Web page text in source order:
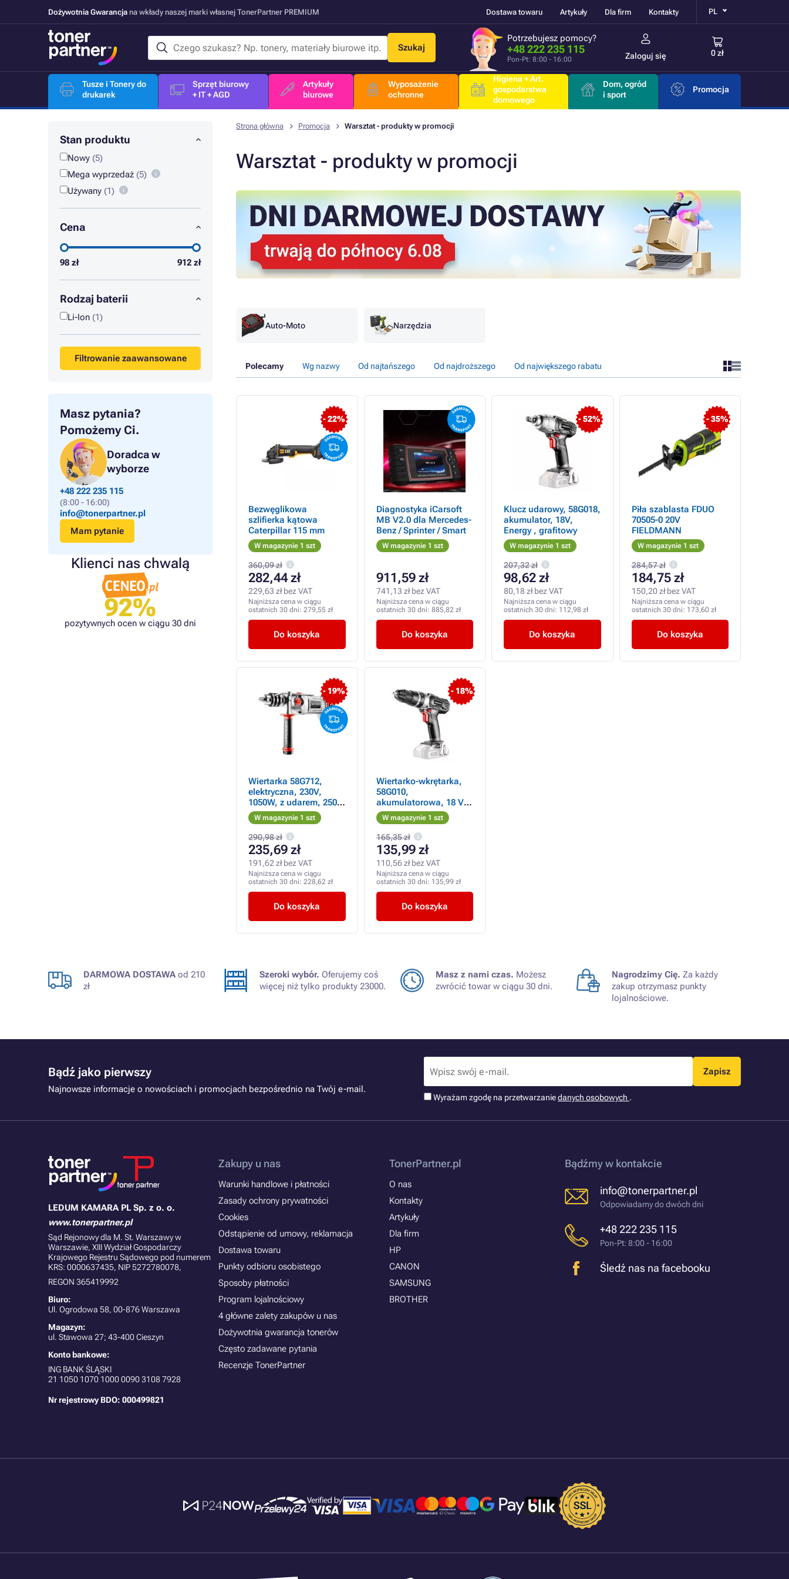
Dożywotnia Gwarancja na wkłady naszej marki własnej TonerPartner PREMIUM Dostawa towaru Artykuły Dla firm Kontakty PL
Szukaj
Potrzebujesz pomocy?
+48 222 235 115
Pon-Pt: 8:00 - 16:00 Zaloguj się 0 zł
Tusze i Tonery do
drukarek
Sprzęt biurowy
+ IT + AGD
Artykuły
biurowe
Wyposażenie
ochronne
Higiena + Art.
gospodarstwa
domowego
Dom, ogród
i sport
Promocja
Stan produktu
Nowy (5)
Mega wyprzedaż (5)
Używany (1)
Cena
98 zł 912 zł
Rodzaj baterii
Li-Ion (1)
Filtrowanie zaawansowane
Masz pytania?
Pomożemy Ci.
Doradca w
wyborze
+48 222 235 115
(8:00 - 16:00)
info@tonerpartner.pl
Mam pytanie
Klienci nas chwalą
92%
pozytywnych ocen w ciągu 30 dni
Strona główna Promocja Warsztat - produkty w promocji
Warsztat - produkty w promocji
Auto-Moto Narzędzia
Polecamy Wg nazwy Od najtańszego Od najdroższego Od największego rabatu
- 22%
Bezwęglikowa
szlifierka kątowa
Caterpillar 115 mm
W magazynie 1 szt
360,09 zł
282,44 zł
229,63 zł bez VAT
Najniższa cena w ciągu
ostatnich 30 dni: 279,55 zł
Do koszyka
Diagnostyka iCarsoft
MB V2.0 dla Mercedes-
Benz / Sprinter / Smart
W magazynie 1 szt
911,59 zł
741,13 zł bez VAT
Najniższa cena w ciągu
ostatnich 30 dni: 885,82 zł
Do koszyka
- 52%
Klucz udarowy, 58G018,
akumulator, 18V,
Energy , grafitowy
W magazynie 1 szt
207,32 zł
98,62 zł
80,18 zł bez VAT
Najniższa cena w ciągu
ostatnich 30 dni: 112,98 zł
Do koszyka
- 35%
Piła szablasta FDUO
70505-0 20V
FIELDMANN
W magazynie 1 szt
284,57 zł
184,75 zł
150,20 zł bez VAT
Najniższa cena w ciągu
ostatnich 30 dni: 173,60 zł
Do koszyka
- 19%
Wiertarka 58G712,
elektryczna, 230V,
1050W, z udarem, 2500
obr. - Używany
W magazynie 1 szt
290,98 zł
235,69 zł
191,62 zł bez VAT
Najniższa cena w ciągu
ostatnich 30 dni: 228,62 zł
Do koszyka
- 18%
Wiertarko-wkrętarka,
58G010,
akumulatorowa, 18 V, z
wkrętarką udarową,
Energy , grafitowa
W magazynie 1 szt
165,35 zł
135,99 zł
110,56 zł bez VAT
Najniższa cena w ciągu
ostatnich 30 dni: 135,99 zł
Do koszyka
DARMOWA DOSTAWA od 210
zł
Szeroki wybór. Oferujemy coś
więcej niż tylko produkty 23000.
Masz z nami czas. Możesz
zwrócić towar w ciągu 30 dni.
Nagrodzimy Cię. Za każdy
zakup otrzymasz punkty
lojalnościowe.
Bądź jako pierwszy
Najnowsze informacje o nowościach i promocjach bezpośrednio na Twój e-mail.
Zapisz
Wyrażam zgodę na przetwarzaniedanych osobowych .
LEDUM KAMARA PL Sp. z o. o.
www.tonerpartner.pl
Sąd Rejonowy dla M. St. Warszawy w
Warszawie, XIII Wydział Gospodarczy
Krajowego Rejestru Sądowego pod numerem
KRS: 0000637435, NIP 5272780078,
REGON 365419992
Biuro:
Ul. Ogrodowa 58, 00-876 Warszawa
Magazyn:
ul. Stawowa 27; 43-400 Cieszyn
Konto bankowe:
ING BANK ŚLĄSKI
21 1050 1070 1000 0090 3108 7928
Nr rejestrowy BDO: 000499821
Zakupy u nas
Warunki handlowe i płatności
Zasady ochrony prywatności
Cookies
Odstąpienie od umowy, reklamacja
Dostawa towaru
Punkty odbioru osobistego
Sposoby płatności
Program lojalnościowy
4 główne zalety zakupów u nas
Dożywotnia gwarancja tonerów
Często zadawane pytania
Recenzje TonerPartner
TonerPartner.pl
O nas
Kontakty
Artykuły
Dla firm
HP
CANON
SAMSUNG
BROTHER
Bądźmy w kontakcie
info@tonerpartner.pl
Odpowiadamy do dwóch dni
+48 222 235 115
Pon-Pt: 8:00 - 16:00
Śledź nas na facebooku